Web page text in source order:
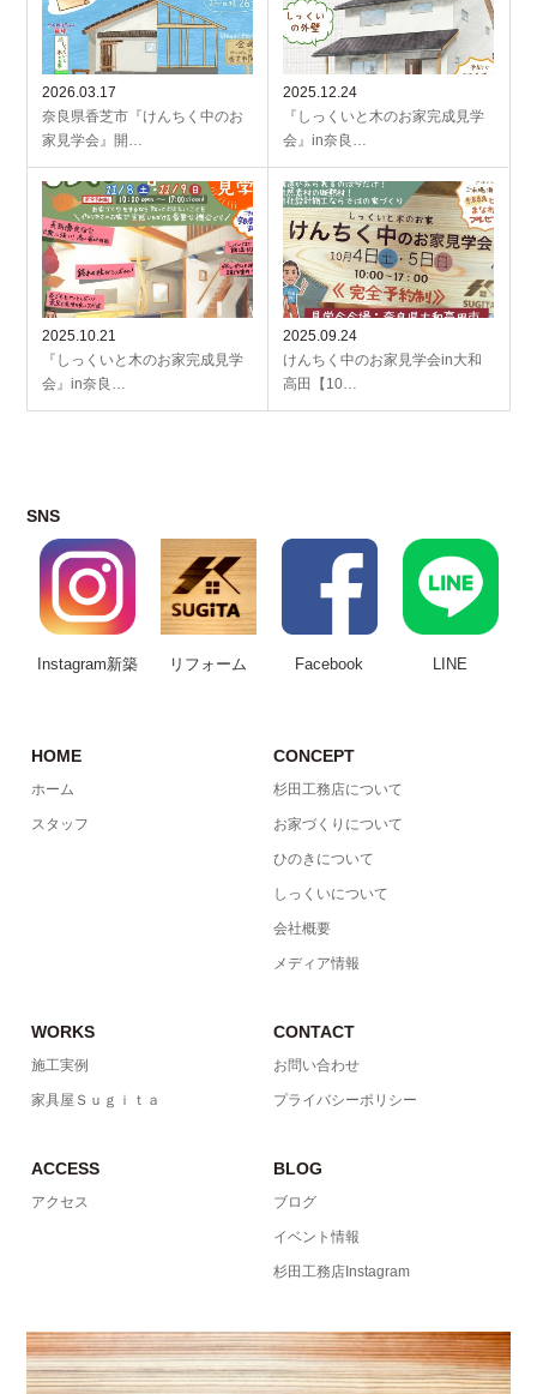
2026.03.17
奈良県香芝市『けんちく中のお
家見学会』開…
2025.12.24
『しっくいと木のお家完成見学
会』in奈良…
2025.10.21
『しっくいと木のお家完成見学
会』in奈良…
2025.09.24
けんちく中のお家見学会in大和
高田【10…
SNS
Instagram新築 リフォーム Facebook LINE
HOME
ホーム
スタッフ
CONCEPT
杉田工務店について
お家づくりについて
ひのきについて
しっくいについて
会社概要
メディア情報
WORKS
施工実例
家具屋Ｓｕｇｉｔａ
CONTACT
お問い合わせ
プライバシーポリシー
ACCESS
アクセス
BLOG
ブログ
イベント情報
杉田工務店Instagram